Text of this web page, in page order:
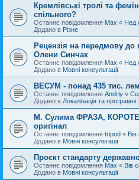
Кремлівські тролі та
спільного?
Останнє повідомлення Max « Нед
Додано в Різне
Рецензія на передмову до
Олени Синчак
Останнє повідомлення Max « Нед
Додано в Мовні консультації
ВЕСУМ - понад 435 тис. лем
Останнє повідомлення Andriy «
Додано в Локалізація та програмні
М. Сулима ФРАЗА,
оригінал
Останнє повідомлення tripod «
Додано в Мовні консультації
Проєкт стандарту
Останнє повідомлення Max « Вів
Додано в Мовні консультації